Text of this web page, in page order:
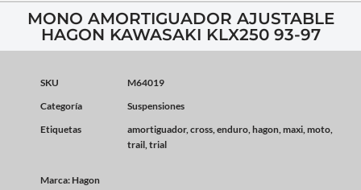
MONO AMORTIGUADOR AJUSTABLE
HAGON KAWASAKI KLX250 93-97
SKU
M64019
Categoría
Suspensiones
Etiquetas
amortiguador,cross,enduro,hagon,maxi,moto,
trail,trial
Marca: Hagon